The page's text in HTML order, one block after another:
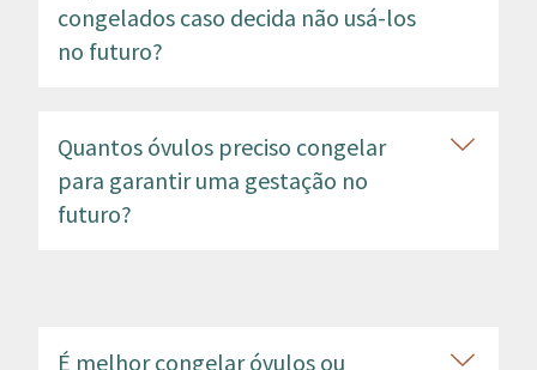
congelados caso decida não usá-los
no futuro?
Quantos óvulos preciso congelar
para garantir uma gestação no
futuro?
É melhor congelar óvulos ou